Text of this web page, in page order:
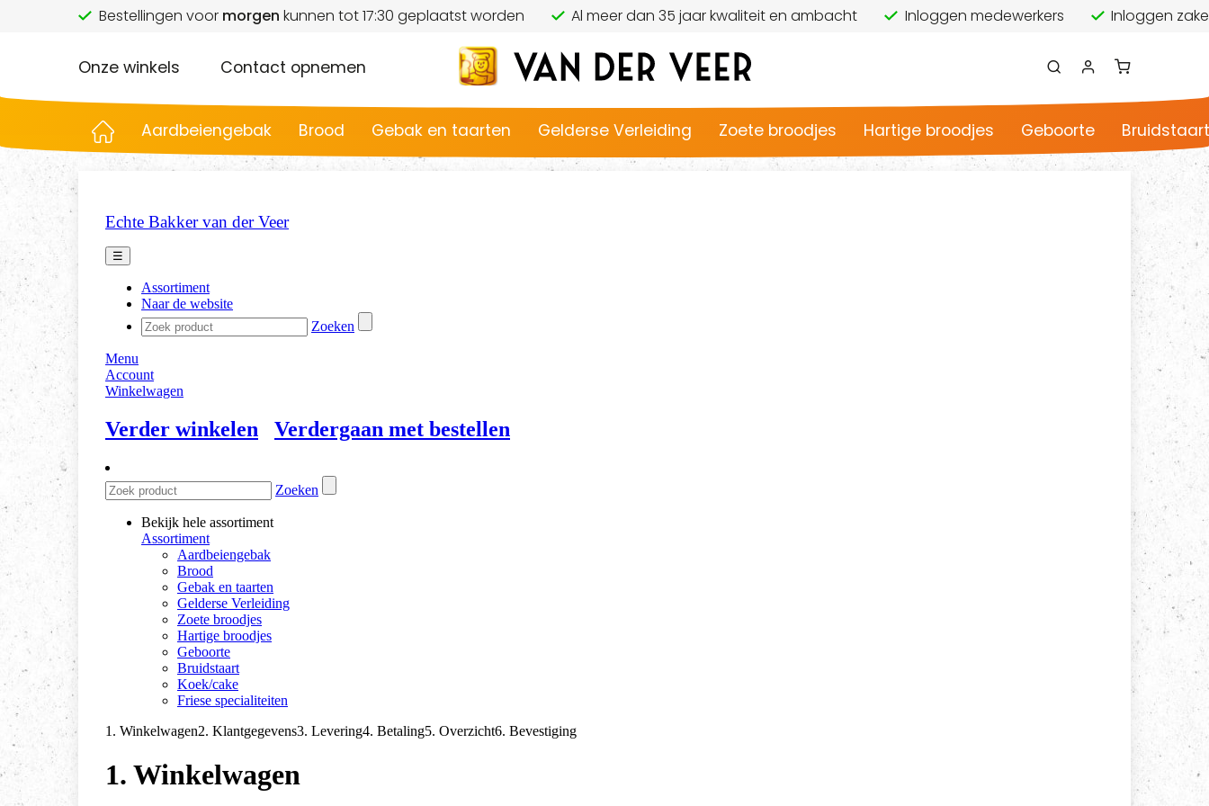
Bestellingen voor morgen kunnen tot 17:30 geplaatst worden Al meer dan 35 jaar kwaliteit en ambacht Inloggen medewerkers Inloggen
Onze winkels Contact opnemen
Aardbeiengebak Brood Gebak en taarten Gelderse Verleiding Zoete broodjes Hartige broodjes Geboorte Bruidstaart